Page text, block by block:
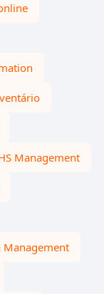
Management
Management